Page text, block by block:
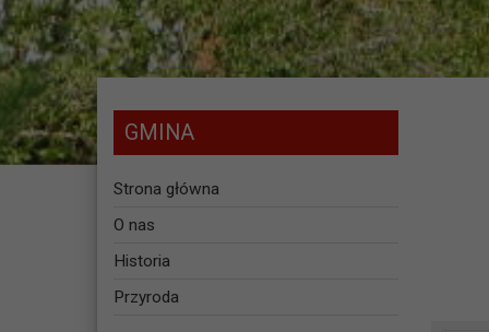
GMINA
Strona główna
O nas
Historia
Przyroda